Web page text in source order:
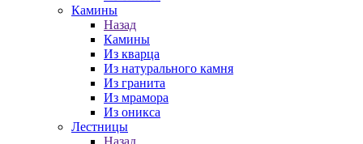
Камины
Назад
Камины
Из кварца
Из натурального камня
Из гранита
Из мрамора
Из оникса
Лестницы
Назад